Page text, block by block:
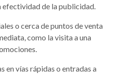
efectividad de la publicidad.
o cerca de puntos de venta
como la visita a una
en vías rápidas o entradas a